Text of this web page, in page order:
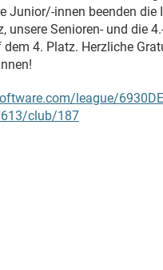
Junior/-innen beenden die
unsere Senioren- und die
4. Platz. Herzliche
league/
club/187